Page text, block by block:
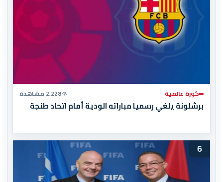
كورة عالمية 2,228 مشاهدة
برشلونة يلغي رسميا مباراته الودية أمام اتحاد طنجة
6